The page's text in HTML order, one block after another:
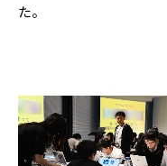
た。